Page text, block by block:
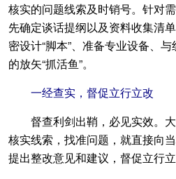
核实的问题线索及时销号。针对
先确定谈话提纲以及资料收集清
密设计“脚本”、准备专业设备、
的放矢“抓活鱼”。
一经查实，督促立行立改
督查利剑出鞘，必见实效。大
核实线索，找准问题，就直接向
提出整改意见和建议，督促立行立